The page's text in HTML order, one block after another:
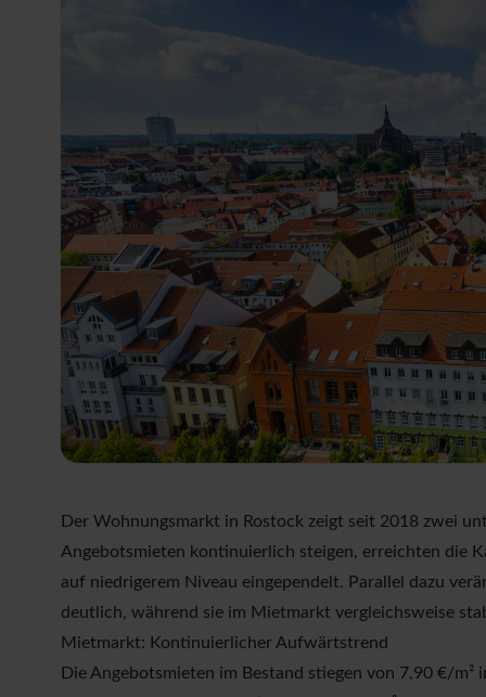
Der Wohnungsmarkt in Rostock zeigt seit 2018 zwei
Angebotsmieten kontinuierlich steigen, erreichten die
auf niedrigerem Niveau eingependelt. Parallel dazu
deutlich, während sie im Mietmarkt vergleichsweise
Mietmarkt: Kontinuierlicher Aufwärtstrend
Die Angebotsmieten im Bestand stiegen von 7,90 €/